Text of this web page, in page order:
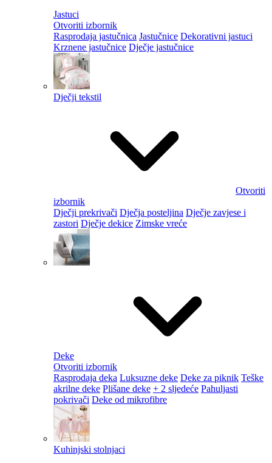
Jastuci
Otvoriti izbornik
Rasprodaja jastučnica Jastučnice Dekorativni jastuci
Krznene jastučnice Dječje jastučnice
Dječji tekstil
Otvoriti
izbornik
Dječji prekrivači Dječja posteljina Dječje zavjese i
zastori Dječje dekice Zimske vreće
Deke
Otvoriti izbornik
Rasprodaja deka Luksuzne deke Deke za piknik Teške
akrilne deke Plišane deke + 2 sljedeće Pahuljasti
pokrivači Deke od mikrofibre
Kuhinjski stolnjaci